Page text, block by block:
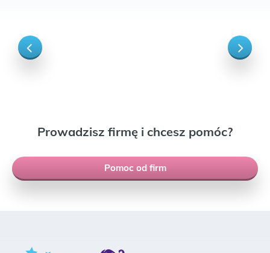
Prowadzisz firmę i chcesz pomóc?
Pomoc od firm